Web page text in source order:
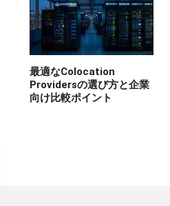
最適なColocation
Providersの選び方と企業
向け比較ポイント